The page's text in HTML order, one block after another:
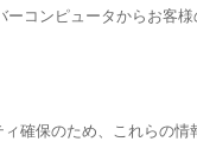
コンピュータからお客
確保のため、これらの